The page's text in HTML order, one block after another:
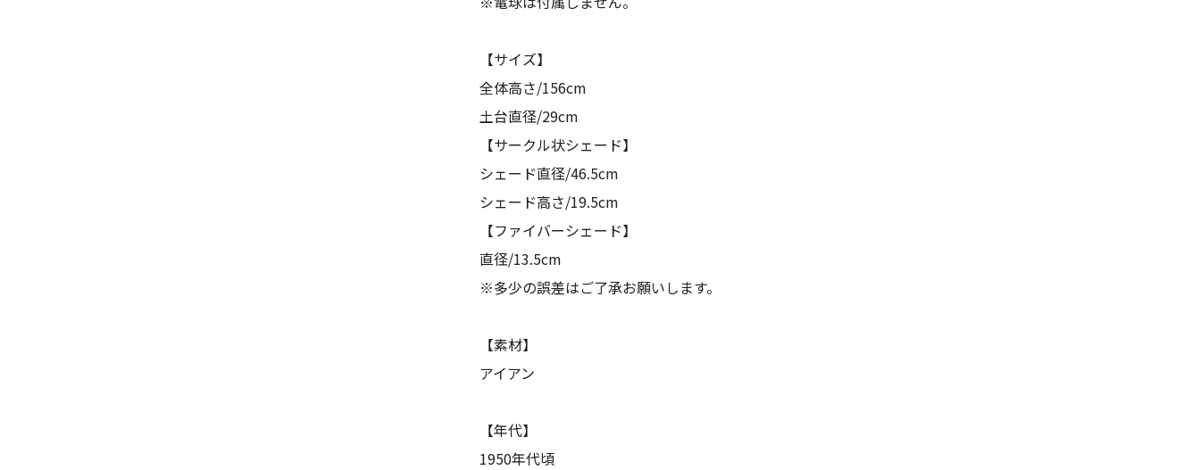
【サイズ】
全体高さ/156cm
土台直径/29cm
【サークル状シェード】
シェード直径/46.5cm
シェード高さ/19.5cm
【ファイバーシェード】
直径/13.5cm
※多少の誤差はご了承お願いします。
【素材】
アイアン
【年代】
1950年代頃